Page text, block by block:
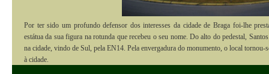
Por ter sido um profundo defensor dos interesses da cidade de Braga foi-lhe
estátua da sua figura na rotunda que recebeu o seu nome. Do alto do pedestal,
na cidade, vindo de Sul, pela EN14. Pela envergadura do monumento, o local tornou-
à cidade.